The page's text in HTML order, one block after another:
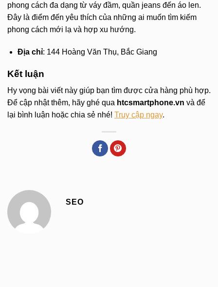
phong cách đa dạng từ váy đầm, quần jeans đến áo len.
Đây là điểm đến yêu thích của những ai muốn tìm kiếm
phong cách mới lạ và hợp xu hướng.
Địa chỉ: 144 Hoàng Văn Thụ, Bắc Giang
Kết luận
Hy vọng bài viết này giúp bạn tìm được cửa hàng phù hợp.
Để cập nhật thêm, hãy ghé qua htcsmartphone.vn và để
lại bình luận hoặc chia sẻ nhé! Truy cập ngay.
SEO